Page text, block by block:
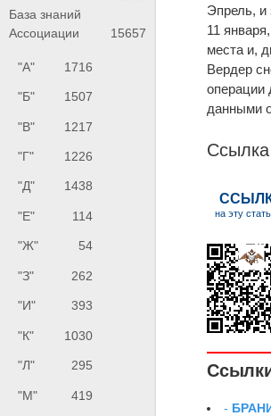
База знаний
Ассоциации
15657
"А" 1716
"Б" 1507
"В" 1217
"Г" 1226
"Д" 1438
"Е" 114
"Ж" 54
"З" 262
"И" 393
"К" 1030
"Л" 295
"М" 419
Эпрель, и
11
места и,
Вердер
операции
данными
-